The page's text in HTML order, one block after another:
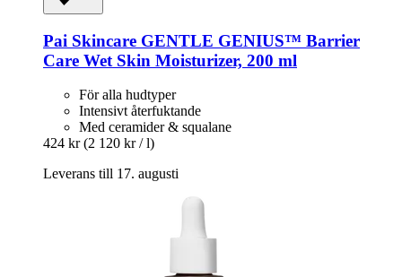
Pai Skincare GENTLE GENIUS™ Barrier
Care Wet Skin Moisturizer, 200 ml
För alla hudtyper
Intensivt återfuktande
Med ceramider & squalane
424 kr (2 120 kr / l)
Leverans till 17. augusti